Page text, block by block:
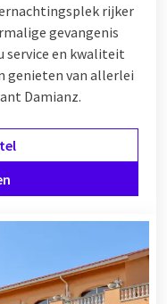
rijker
gevangenis
service en kwaliteit
genieten van allerlei
Damianz.